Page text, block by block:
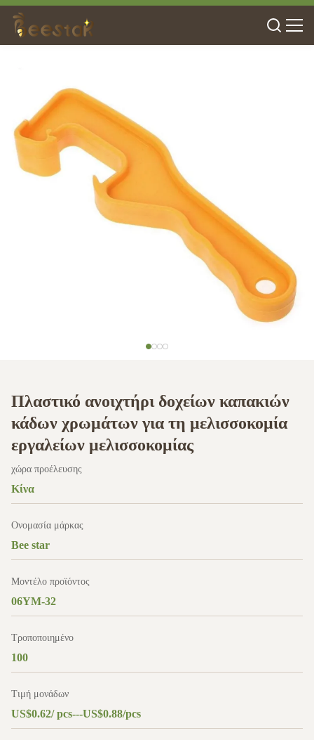
Πλαστικό ανοιχτήρι δοχείων καπακιών
κάδων χρωμάτων για τη μελισσοκομία
εργαλείων μελισσοκομίας
χώρα προέλευσης
Κίνα
Ονομασία μάρκας
Bee star
Μοντέλο προϊόντος
06YM-32
Τροποποιημένο
100
Τιμή μονάδων
US$0.62/ pcs---US$0.88/pcs